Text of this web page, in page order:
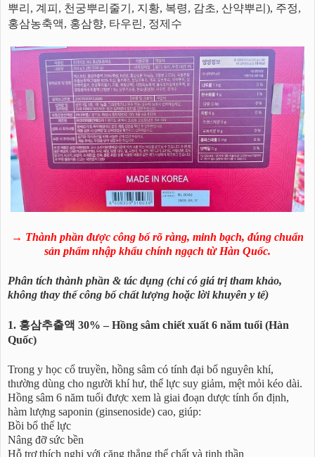
뿌리, 계피, 천궁뿌리줄기, 지황, 복령, 감초, 산약뿌리), 주정,
홍삼농축액, 홍삼향, 타우린, 정제수
→ Thành phần được công bố rõ ràng, minh bạch, đúng chuẩn
sản phẩm nhập khẩu chính ngạch từ Hàn Quốc.
Phân tích thành phần & tác dụng (chỉ có giá trị tham khảo,
không thay thế công bố chất lượng hoặc lời khuyên y tế)
1. 홍삼추출액 30% – Hồng sâm chiết xuất 6 năm tuổi (Hàn
Quốc)
Trong y học cổ truyền, hồng sâm có tính đại bổ nguyên khí,
thường dùng cho người khí hư, thể lực suy giảm, mệt mỏi kéo dài.
Hồng sâm 6 năm tuổi được xem là giai đoạn dược tính ổn định,
hàm lượng saponin (ginsenoside) cao, giúp:
Bồi bổ thể lực
Nâng đỡ sức bền
Hỗ trợ thích nghi với căng thẳng thể chất và tinh thần